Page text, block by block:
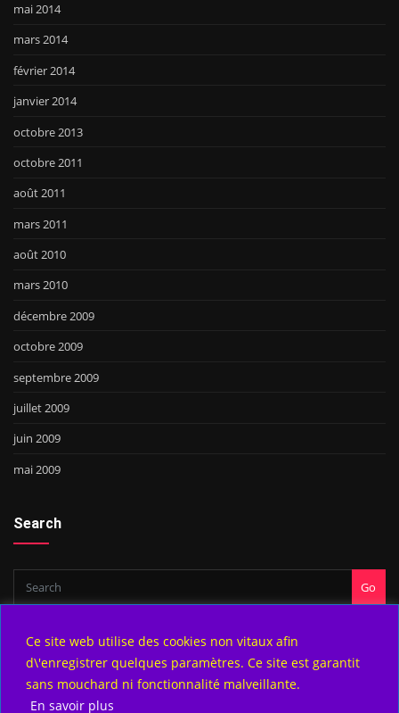
Ce site web utilise des cookies non vitaux afin
d\'enregistrer quelques paramètres. Ce site est garantit
sans mouchard ni fonctionnalité malveillante.
En savoir plus
mai 2014
mars 2014
février 2014
janvier 2014
octobre 2013
octobre 2011
août 2011
mars 2011
août 2010
mars 2010
décembre 2009
octobre 2009
septembre 2009
juillet 2009
juin 2009
mai 2009
Search
Go
Copyright © 2025 | Powered byWordPress|DesignTech theme by